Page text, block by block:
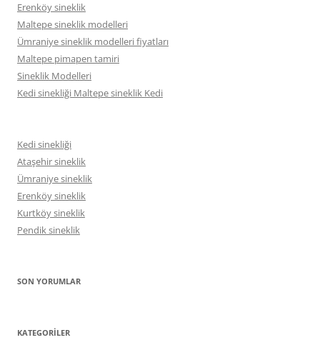
Erenköy sineklik
Maltepe sineklik modelleri
Ümraniye sineklik modelleri fiyatları
Maltepe pimapen tamiri
Sineklik Modelleri
Kedi sinekliği Maltepe sineklik Kedi
Kedi sinekliği
Ataşehir sineklik
Ümraniye sineklik
Erenköy sineklik
Kurtköy sineklik
Pendik sineklik
SON YORUMLAR
KATEGORILER